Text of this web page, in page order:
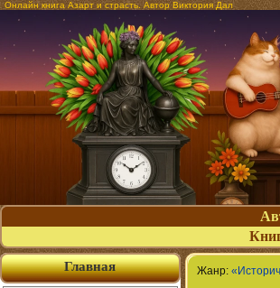
Онлайн книга Азарт и страсть. Автор Виктория Дал
Жанр:
Главная